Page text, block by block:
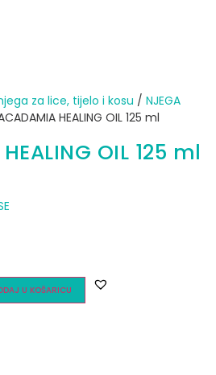
za lice, tijelo i kosu / NJEGA
HEALING OIL 125 ml
OIL 125 ml
U KOŠARICU